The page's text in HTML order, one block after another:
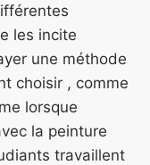
les incite
une méthode
choisir , comme
lorsque
la peinture
travaillent